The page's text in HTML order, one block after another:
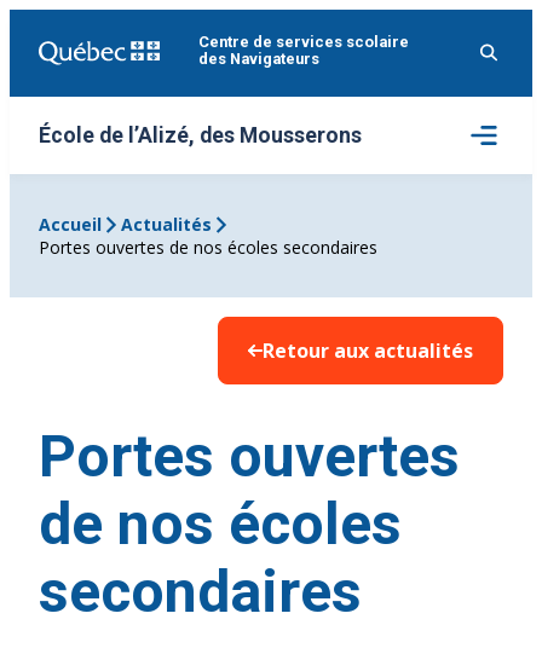
Centre de services scolaire
des Navigateurs
École de l’Alizé, des Mousserons
Ouvrir
le
menu
Accueil
Actualités
Portes ouvertes de nos écoles secondaires
Retour aux actualités
Portes ouvertes
de nos écoles
secondaires